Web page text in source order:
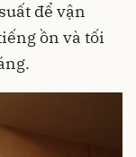
để vận
ồn và tối